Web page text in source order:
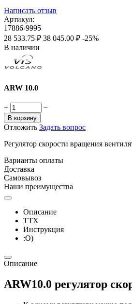
Написать отзыв
Артикул:
17886-9995
28 533.75 ₽ 38 045.00 ₽ -25%
В наличии
ARW 10.0
+ −
В корзину
Отложить Задать вопрос
Регулятор скорости вращения
Варианты оплаты
Доставка
Самовывоз
Наши преимущества
Описание
ТТХ
Инструкция
:О)
Описание
ARW10.0 регулятор